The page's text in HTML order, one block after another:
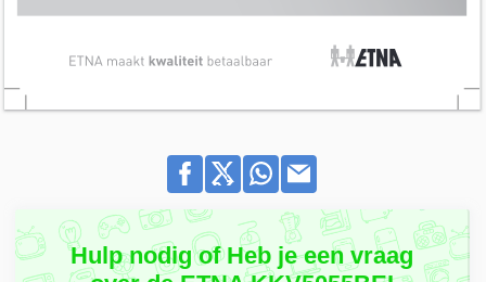
Hulp nodig of Heb je een vraag